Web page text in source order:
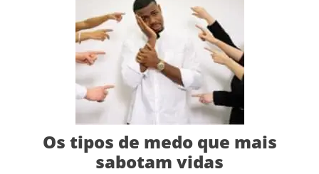
Os tipos de medo que mais
sabotam vidas